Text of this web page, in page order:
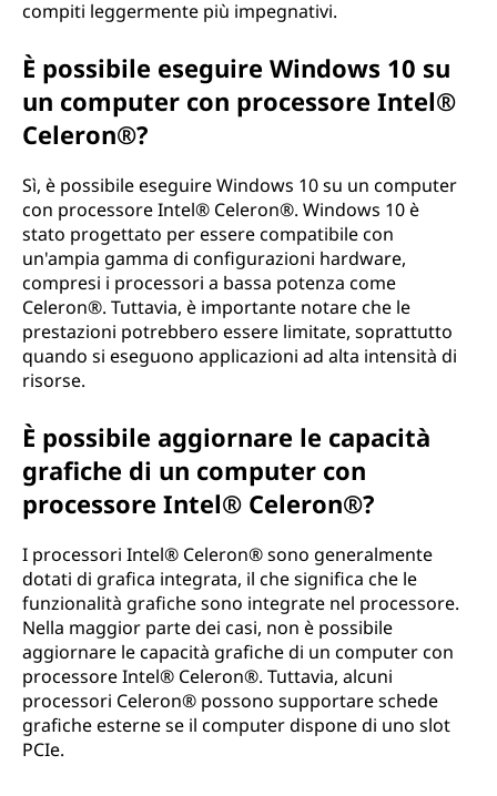
compiti leggermente più impegnativi.
È possibile eseguire Windows 10 su
un computer con processore Intel®
Celeron®?
Sì, è possibile eseguire Windows 10 su un computer
con processore Intel® Celeron®. Windows 10 è
stato progettato per essere compatibile con
un'ampia gamma di configurazioni hardware,
compresi i processori a bassa potenza come
Celeron®. Tuttavia, è importante notare che le
prestazioni potrebbero essere limitate, soprattutto
quando si eseguono applicazioni ad alta intensità di
risorse.
È possibile aggiornare le capacità
grafiche di un computer con
processore Intel® Celeron®?
I processori Intel® Celeron® sono generalmente
dotati di grafica integrata, il che significa che le
funzionalità grafiche sono integrate nel processore.
Nella maggior parte dei casi, non è possibile
aggiornare le capacità grafiche di un computer con
processore Intel® Celeron®. Tuttavia, alcuni
processori Celeron® possono supportare schede
grafiche esterne se il computer dispone di uno slot
PCIe.